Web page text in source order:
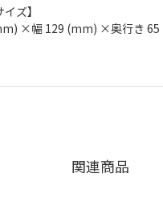
ズ】
×幅 129 (mm) ×奥行き
関連商品